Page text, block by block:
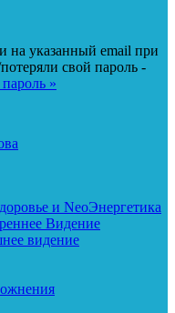
на указанный email при
свой пароль -
»
и NeoЭнергетика
Видение
видение